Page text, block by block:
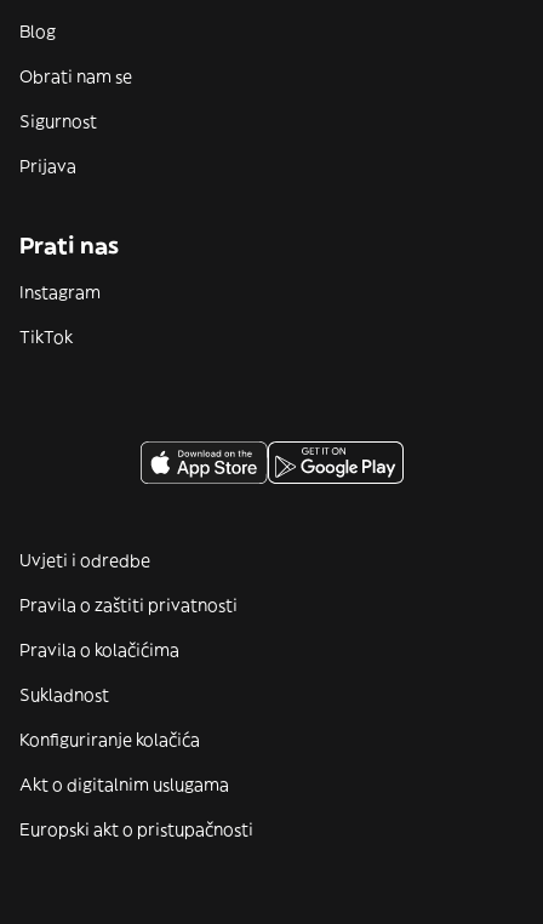
Blog
Obrati nam se
Sigurnost
Prijava
Prati nas
Instagram
TikTok
Uvjeti i odredbe
Pravila o zaštiti privatnosti
Pravila o kolačićima
Sukladnost
Konfiguriranje kolačića
Akt o digitalnim uslugama
Europski akt o pristupačnosti